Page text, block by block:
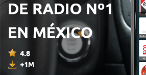
22 jul. 2026
- פרק 99- פרע כתף פרופ׳ שיינר עונה
06 jun. 2026
99 - פרק 98- נוכחות הורית עם טומי אלתגר
19 abr. 2026